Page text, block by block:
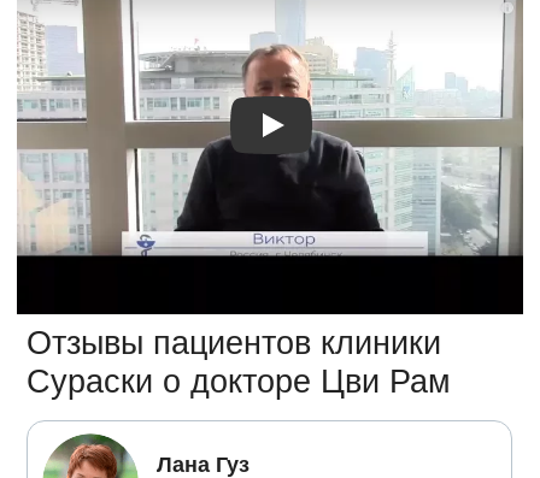
Видео отзыв 2
Отзывы пациентов клиники
Сураски о докторе Цви Рам
Лана Гуз